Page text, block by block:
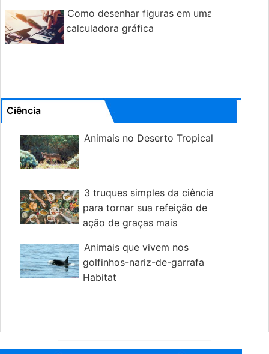
Como desenhar figuras em uma
calculadora gráfica
Ciência
Animais no Deserto Tropical
3 truques simples da ciência
para tornar sua refeição de
ação de graças mais
Animais que vivem nos
golfinhos-nariz-de-garrafa
Habitat